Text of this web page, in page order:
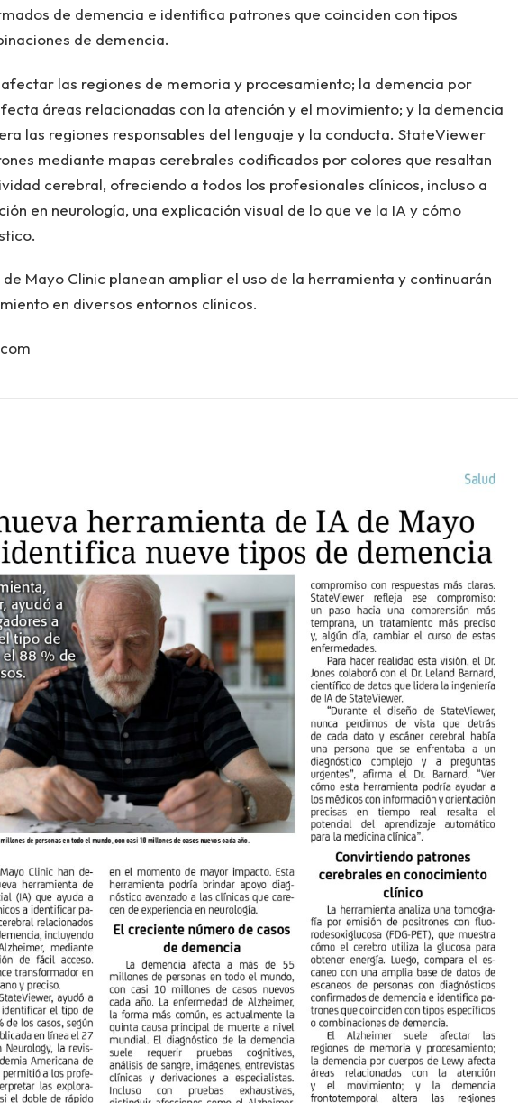
de demencia e identifica patrones que coinciden con tipos
de demencia.
las regiones de memoria y procesamiento; la demencia por
áreas relacionadas con la atención y el movimiento; y la demencia
las regiones responsables del lenguaje y la conducta. StateViewer
mediante mapas cerebrales codificados por colores que resaltan
cerebral, ofreciendo a todos los profesionales clínicos, incluso a
en neurología, una explicación visual de lo que ve la IA y cómo
Mayo Clinic planean ampliar el uso de la herramienta y continuarán
en diversos entornos clínicos.